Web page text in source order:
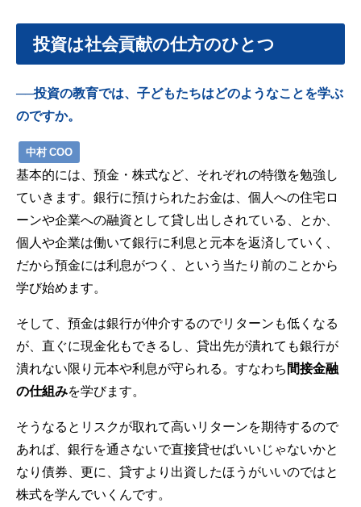
投資は社会貢献の仕方のひとつ
──投資の教育では、子どもたちはどのようなことを学ぶ
のですか。
中村 COO
基本的には、預金・株式など、それぞれの特徴を勉強し
ていきます。銀行に預けられたお金は、個人への住宅ロ
ーンや企業への融資として貸し出しされている、とか、
個人や企業は働いて銀行に利息と元本を返済していく、
だから預金には利息がつく、という当たり前のことから
学び始めます。
そして、預金は銀行が仲介するのでリターンも低くなる
が、直ぐに現金化もできるし、貸出先が潰れても銀行が
潰れない限り元本や利息が守られる。すなわち 間接金融
の仕組みを学びます。
そうなるとリスクが取れて高いリターンを期待するので
あれば、銀行を通さないで直接貸せばいいじゃないかと
なり債券、更に、貸すより出資したほうがいいのではと
株式を学んでいくんです。